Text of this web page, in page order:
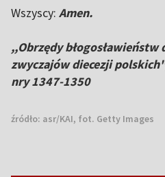
Wszyscy: Amen.
,,Obrzędy błogosławieństw
zwyczajów diecezji
nry 1347-1350
źródło: asr/KAI, fot. Getty Images